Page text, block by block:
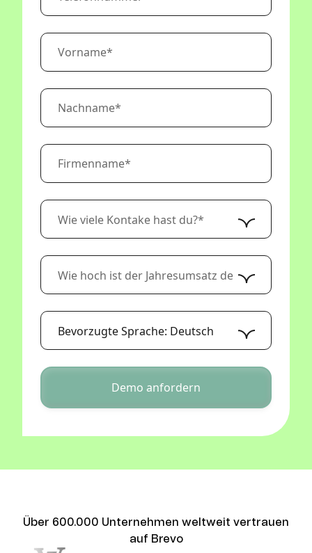
Demo anfordern
Über 600.000 Unternehmen weltweit vertrauen
auf Brevo